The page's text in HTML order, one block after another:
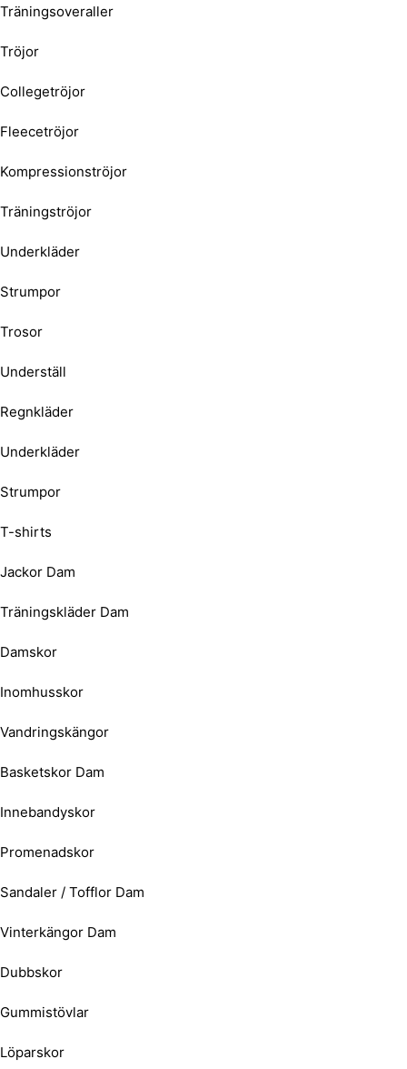
Träningsoveraller
Tröjor
Collegetröjor
Fleecetröjor
Kompressionströjor
Träningströjor
Underkläder
Strumpor
Trosor
Underställ
Regnkläder
Underkläder
Strumpor
T-shirts
Jackor Dam
Träningskläder Dam
Damskor
Inomhusskor
Vandringskängor
Basketskor Dam
Innebandyskor
Promenadskor
Sandaler / Tofflor Dam
Vinterkängor Dam
Dubbskor
Gummistövlar
Löparskor